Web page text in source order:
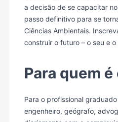
a decisão de se capacitar
passo definitivo para se
Ciências Ambientais.
construir o futuro – o seu e
Para quem
Para o profissional
engenheiro, geógrafo,